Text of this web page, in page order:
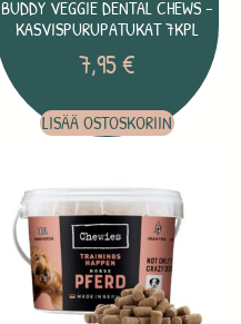
BUDDY VEGGIE DENTAL CHEWS –
KASVISPURUPATUKAT 7KPL
7,95€
LISÄÄ OSTOSKORIIN